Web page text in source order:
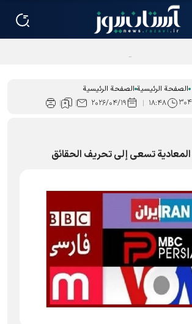
الصفحة الرئيسية الصفحة الرئيسية
۳۰۴ ۱۸:۴۸ ۲۰۲۶/۰۴/۱۹
المعادية تسعى إلى تحريف الحقائق